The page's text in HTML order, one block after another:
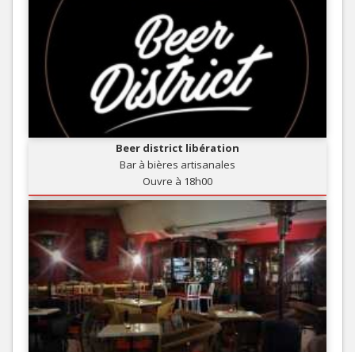
Beer district libération
Bar à bières artisanales
Ouvre à 18h00